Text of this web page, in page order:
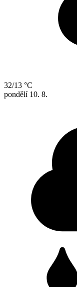
32/13 °C
pondělí 10. 8.